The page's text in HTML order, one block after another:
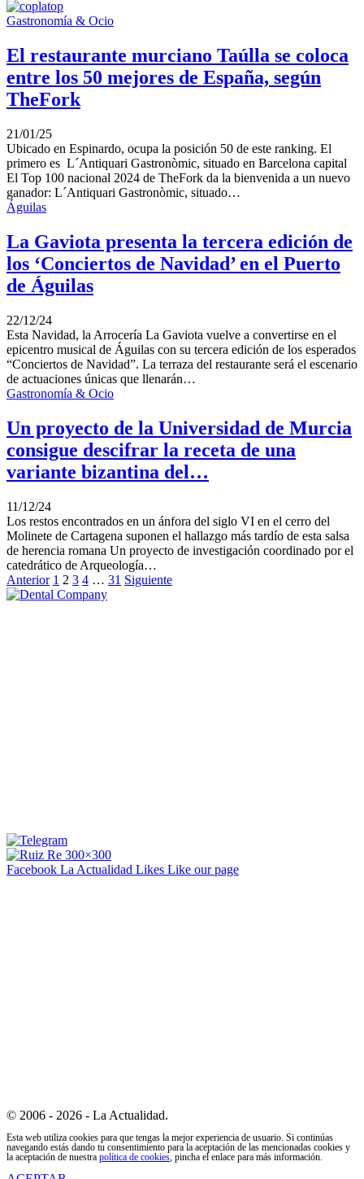
Gastronomía & Ocio
El restaurante murciano Taúlla se coloca
entre los 50 mejores de España, según
TheFork
21/01/25
Ubicado en Espinardo, ocupa la posición 50 de este ranking. El
primero es L´Antiquari Gastronòmic, situado en Barcelona capital
El Top 100 nacional 2024 de TheFork da la bienvenida a un nuevo
ganador: L´Antiquari Gastronòmic, situado…
Águilas
La Gaviota presenta la tercera edición de
los ‘Conciertos de Navidad’ en el Puerto
de Águilas
22/12/24
Esta Navidad, la Arrocería La Gaviota vuelve a convertirse en el
epicentro musical de Águilas con su tercera edición de los esperados
“Conciertos de Navidad”. La terraza del restaurante será el escenario
de actuaciones únicas que llenarán…
Gastronomía & Ocio
Un proyecto de la Universidad de Murcia
consigue descifrar la receta de una
variante bizantina del…
11/12/24
Los restos encontrados en un ánfora del siglo VI en el cerro del
Molinete de Cartagena suponen el hallazgo más tardío de esta salsa
de herencia romana Un proyecto de investigación coordinado por el
catedrático de Arqueología…
Anterior 1 2 3 4 … 31 Siguiente
Facebook La Actualidad Likes Like our page
© 2006 - 2026 - La Actualidad.
Esta web utiliza cookies para que tengas la mejor experiencia de usuario. Si continúas
navegando estás dando tu consentimiento para la aceptación de las mencionadas cookies y
la aceptación de nuestra política de cookies , pincha el enlace para más información.